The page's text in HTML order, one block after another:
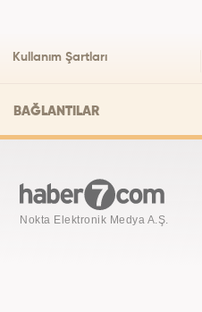
Kullanım Şartları
BAĞLANTILAR
Nokta Elektronik Medya A.Ş.